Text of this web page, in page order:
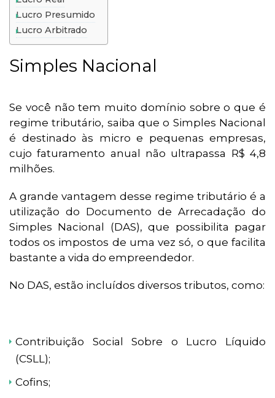
Lucro Presumido
Lucro Arbitrado
Simples Nacional
Se você não tem muito domínio sobre o que é
regime tributário, saiba que o Simples Nacional
é destinado às micro e pequenas empresas,
cujo faturamento anual não ultrapassa R$ 4,8
milhões.
A grande vantagem desse regime tributário é a
utilização do Documento de Arrecadação do
Simples Nacional (DAS), que possibilita pagar
todos os impostos de uma vez só, o que facilita
bastante a vida do empreendedor.
No DAS, estão incluídos diversos tributos, como:
Contribuição Social Sobre o Lucro Líquido
(CSLL);
Cofins;